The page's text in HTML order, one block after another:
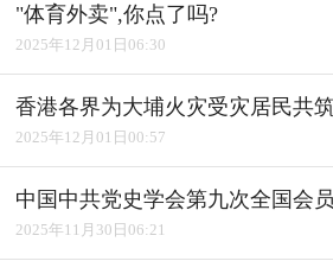
"体育外卖",你点了吗?
2025年12月01日06:30
香港各界为大埔火灾受灾居民共
2025年12月01日00:57
中国中共党史学会第九次全国会
2025年11月30日06:21